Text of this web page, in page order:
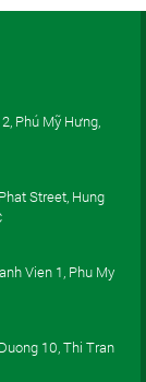
Phú Mỹ Hưng,
Street, Hung
Vien 1, Phu My
10, Thi Tran